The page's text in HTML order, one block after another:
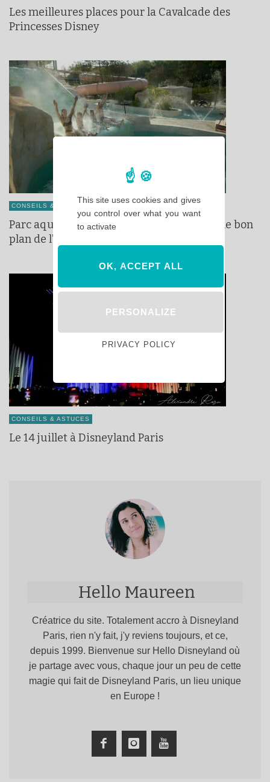
Les meilleures places pour la Cavalcade des
Princesses Disney
CONSEILS & ASTUCES
Parc aquatique près de Disneyland Paris : le bon
plan de l’été !
CONSEILS & ASTUCES
Le 14 juillet à Disneyland Paris
Hello Maureen
Créatrice du site. Totalement accro à Disneyland
Paris, rien n'y fait, j'y reviens toujours, et ce,
depuis 1999. Bienvenue sur Hello Disneyland où
je partage avec vous, chaque jour un peu de cette
magie qui fait de Disneyland Paris, un lieu unique
en Europe !
This site uses cookies and gives
you control over what you want
to activate
OK, ACCEPT ALL
PERSONALIZE
PRIVACY POLICY